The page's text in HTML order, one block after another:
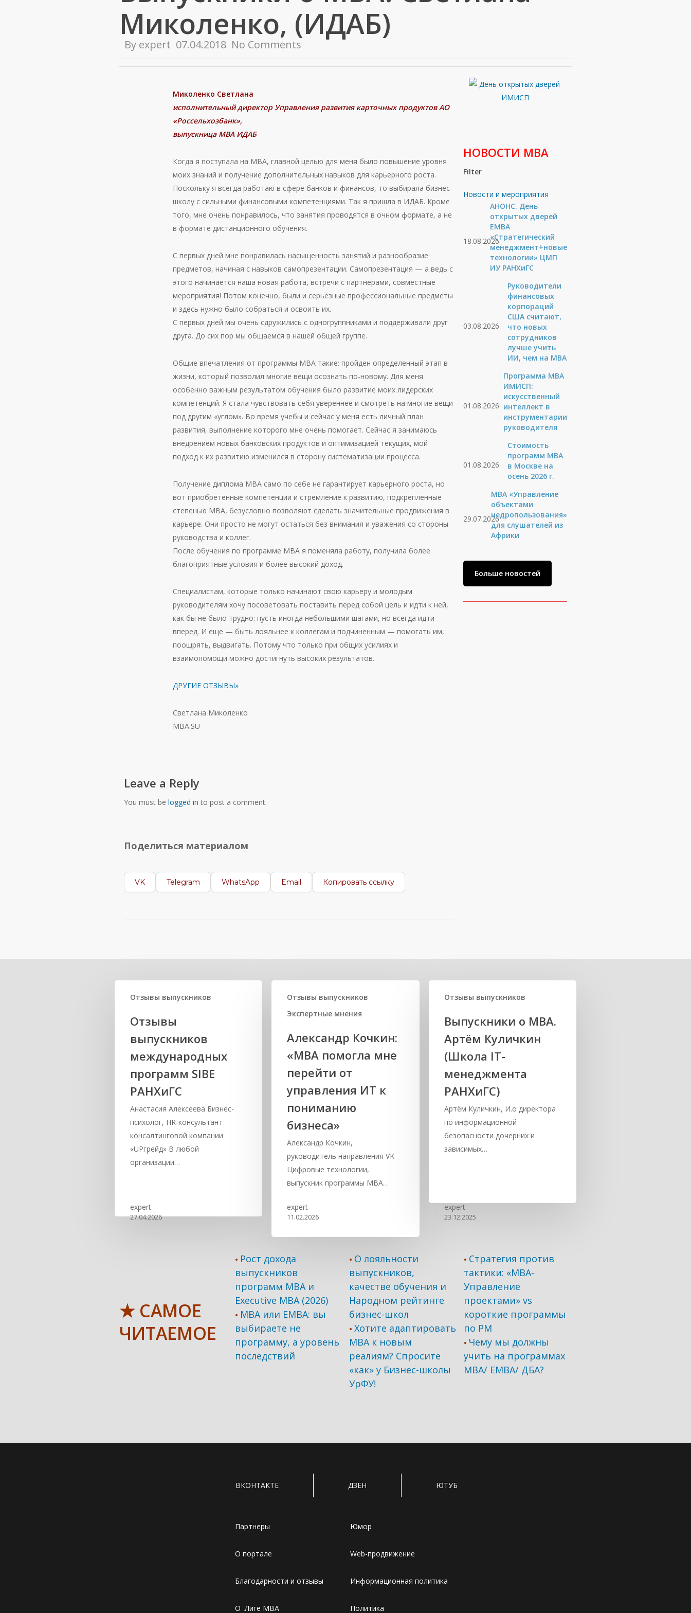
Миколенко, (ИДАБ)
By expert 07.04.2018 No Comments
Миколенко Светлана
исполнительный директор Управления развития карточных продуктов АО
«Россельхозбанк»,
выпускница МВА ИДАБ
Когда я поступала на МВА, главной целью для меня было повышение уровня
моих знаний и получение дополнительных навыков для карьерного роста.
Поскольку я всегда работаю в сфере банков и финансов, то выбирала бизнес-
школу с сильными финансовыми компетенциями. Так я пришла в ИДАБ. Кроме
того, мне очень понравилось, что занятия проводятся в очном формате, а не
в формате дистанционного обучения.
С первых дней мне понравилась насыщенность занятий и разнообразие
предметов, начиная с навыков самопрезентации. Самопрезентация — а ведь с
этого начинается наша новая работа, встречи с партнерами, совместные
мероприятия! Потом конечно, были и серьезные профессиональные предметы
и здесь нужно было собраться и освоить их.
С первых дней мы очень сдружились с одногруппниками и поддерживали друг
друга. До сих пор мы общаемся в нашей общей группе.
Общие впечатления от программы МВА такие: пройден определенный этап в
жизни, который позволил многие вещи осознать по-новому. Для меня
особенно важным результатом обучения было развитие моих лидерских
компетенций. Я стала чувствовать себя увереннее и смотреть на многие вещи
под другим «углом». Во время учебы и сейчас у меня есть личный план
развития, выполнение которого мне очень помогает. Сейчас я занимаюсь
внедрением новых банковских продуктов и оптимизацией текущих, мой
подход к их развитию изменился в сторону систематизации процесса.
Получение диплома МВА само по себе не гарантирует карьерного роста, но
вот приобретенные компетенции и стремление к развитию, подкрепленные
степенью МВА, безусловно позволяют сделать значительные продвижения в
карьере. Они просто не могут остаться без внимания и уважения со стороны
руководства и коллег.
После обучения по программе МВА я поменяла работу, получила более
благоприятные условия и более высокий доход.
Специалистам, которые только начинают свою карьеру и молодым
руководителям хочу посоветовать поставить перед собой цель и идти к ней,
как бы не было трудно: пусть иногда небольшими шагами, но всегда идти
вперед. И еще — быть лояльнее к коллегам и подчиненным — помогать им,
поощрять, выдвигать. Потому что только при общих усилиях и
взаимопомощи можно достигнуть высоких результатов.
ДРУГИЕ ОТЗЫВЫ»
Светлана Миколенко
MBA.SU
Leave a Reply
You must be logged in to post a comment.
Поделиться материалом
VK Telegram WhatsApp Email Копировать ссылку
НОВОСТИ МВА
Filter
Новости и мероприятия
18.08.2026
АНОНС. День
открытых дверей
ЕМВА
«Стратегический
менеджмент+новые
технологии» ЦМП
ИУ РАНХиГС
03.08.2026
Руководители
финансовых
корпораций
США считают,
что новых
сотрудников
лучше учить
ИИ, чем на МВА
01.08.2026
Программа MBA
ИМИСП:
искусственный
интеллект в
инструментарии
руководителя
01.08.2026
Стоимость
программ MBA
в Москве на
осень 2026 г.
29.07.2026
MBA «Управление
объектами
недропользования»
для слушателей из
Африки
Больше новостей
Отзывы выпускников
Отзывы
выпускников
международных
программ SIBE
РАНХиГС
Анастасия Алексеева Бизнес-
психолог, HR-консультант
консалтинговой компании
«UPгрейд» В любой
организации…
expert
27.04.2026
Отзывы выпускников
Экспертные мнения
Александр Кочкин:
«MBA помогла мне
перейти от
управления ИТ к
пониманию
бизнеса»
Александр Кочкин,
руководитель направления VK
Цифровые технологии,
выпускник программы MBA…
expert
11.02.2026
Отзывы выпускников
Выпускники о МВА.
Артём Куличкин
(Школа IT-
менеджмента
РАНХиГС)
Артём Куличкин, И.о директора
по информационной
безопасности дочерних и
зависимых…
expert
23.12.2025
★ САМОЕ
ЧИТАЕМОЕ
• Рост дохода
выпускников
программ МВА и
Executive MBA (2026)
• MBA или EMBA: вы
выбираете не
программу, а уровень
последствий
• О лояльности
выпускников,
качестве обучения и
Народном рейтинге
бизнес-школ
•Хотите адаптировать
МВА к новым
реалиям? Спросите
«как» у Бизнес-школы
УрФУ!
• Стратегия против
тактики: «МВА-
Управление
проектами» vs
короткие программы
по PM
• Чему мы должны
учить на программах
МВА/ ЕМВА/ ДБА?
ВКОНТАКТЕ ДЗЕН ЮТУБ
Партнеры
О портале
Благодарности и отзывы
О Лиге MBA
Юмор
Web-продвижение
Информационная политика
Политика